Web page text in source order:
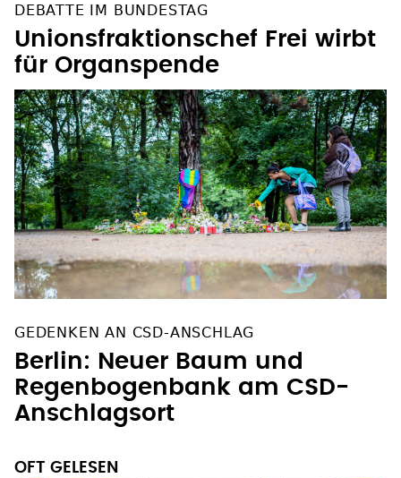
DEBATTE IM BUNDESTAG
Unionsfraktionschef Frei wirbt
für Organspende
GEDENKEN AN CSD-ANSCHLAG
Berlin: Neuer Baum und
Regenbogenbank am CSD-
Anschlagsort
OFT GELESEN